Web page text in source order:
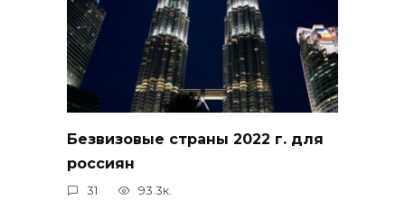
Безвизовые страны 2022 г. для
россиян
31 93.3к.